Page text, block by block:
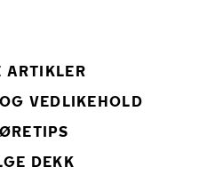
ARTIKLER
VEDLIKEHOLD
DEKK